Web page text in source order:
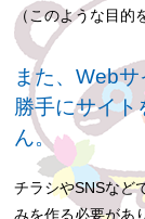
（このような目的
また、Web
勝手にサイ
ん。
チラシやSNSなど
みを作る必要があ